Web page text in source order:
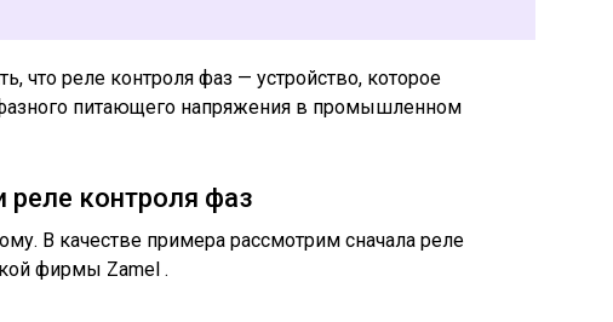
что реле контроля фаз — устройство, которое
питающего напряжения в промышленном
реле контроля фаз
В качестве примера рассмотрим сначала реле
фирмы Zamel .